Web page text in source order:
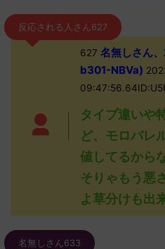
反応される人さん627
627 名無しさん
b301-NBVa)
タイプ違いや
ど、モロバレ
値してるから
そりゃもう悪
よ草分けも出
名無しさん633